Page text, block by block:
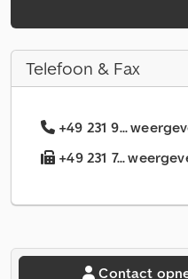
Telefoon & Fax
+49 231 9...
+49 231 7...
Contact